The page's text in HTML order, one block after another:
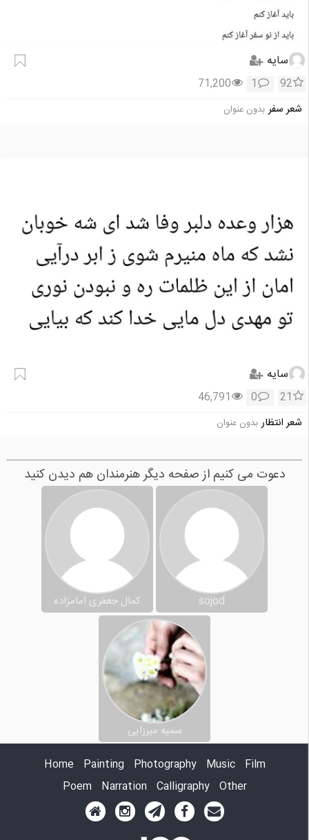
سایه
92
1
71,200
شعر سفر بدون عنوان
سایه
21
0
46,791
شعر انتظار بدون عنوان
دعوت می کنیم از صفحه دیگر هنرمندان هم دیدن کنید
sojod کمال جعفری امامزاده
سمیه میرزایی
Home
Painting Photography Music
Film
Poem
Narration Calligraphy Other